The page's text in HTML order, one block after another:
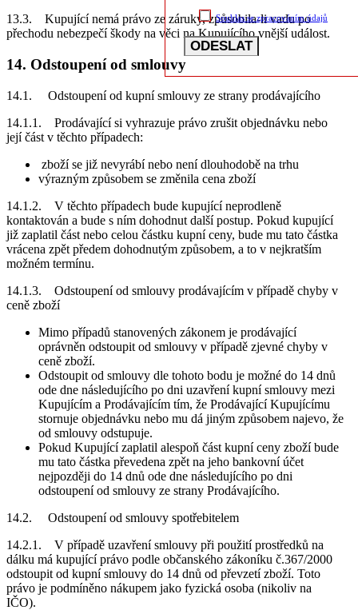
13.3. Kupující nemá právo ze záruky, způsobila-li vadu po
přechodu nebezpečí škody na věci na Kupujícího vnější událost.
14. Odstoupení od smlouvy
14.1. Odstoupení od kupní smlouvy ze strany prodávajícího
14.1.1. Prodávající si vyhrazuje právo zrušit objednávku nebo
její část v těchto případech:
zboží se již nevyrábí nebo není dlouhodobě na trhu
výrazným způsobem se změnila cena zboží
14.1.2. V těchto případech bude kupující neprodleně
kontaktován a bude s ním dohodnut další postup. Pokud kupující
již zaplatil část nebo celou částku kupní ceny, bude mu tato částka
vrácena zpět předem dohodnutým způsobem, a to v nejkratším
možném termínu.
14.1.3. Odstoupení od smlouvy prodávajícím v případě chyby v
ceně zboží
Mimo případů stanovených zákonem je prodávající
oprávněn odstoupit od smlouvy v případě zjevné chyby v
ceně zboží.
Odstoupit od smlouvy dle tohoto bodu je možné do 14 dnů
ode dne následujícího po dni uzavření kupní smlouvy mezi
Kupujícím a Prodávajícím tím, že Prodávající Kupujícímu
stornuje objednávku nebo mu dá jiným způsobem najevo, že
od smlouvy odstupuje.
Pokud Kupující zaplatil alespoň část kupní ceny zboží bude
mu tato částka převedena zpět na jeho bankovní účet
nejpozději do 14 dnů ode dne následujícího po dni
odstoupení od smlouvy ze strany Prodávajícího.
14.2. Odstoupení od smlouvy spotřebitelem
14.2.1. V případě uzavření smlouvy při použití prostředků na
dálku má kupující právo podle občanského zákoníku č.367/2000
odstoupit od kupní smlouvy do 14 dnů od převzetí zboží. Toto
právo je podmíněno nákupem jako fyzická osoba (nikoliv na
IČO).
Souhlas se zpracováním údajů